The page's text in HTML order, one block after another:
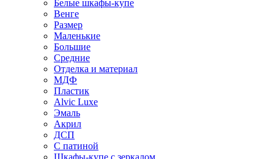
Белые шкафы-купе
Венге
Размер
Маленькие
Большие
Средние
Отделка и материал
МДФ
Пластик
Alvic Luxe
Эмаль
Акрил
ДСП
С патиной
Шкафы-купе с зеркалом